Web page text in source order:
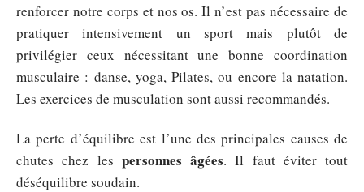
renforcer notre corps et nos os. Il n’est pas nécessaire de
pratiquer intensivement un sport mais plutôt de
privilégier ceux nécessitant une bonne coordination
musculaire : danse, yoga, Pilates, ou encore la natation.
Les exercices de musculation sont aussi recommandés.
La perte d’équilibre est l’une des principales causes de
chutes chez les personnes âgées. Il faut éviter tout
déséquilibre soudain.